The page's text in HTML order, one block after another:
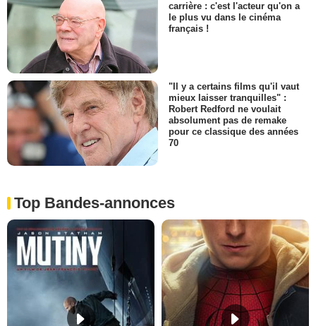
carrière : c'est l'acteur qu'on a
le plus vu dans le cinéma
français !
"Il y a certains films qu'il vaut
mieux laisser tranquilles" :
Robert Redford ne voulait
absolument pas de remake
pour ce classique des années
70
Top Bandes-annonces